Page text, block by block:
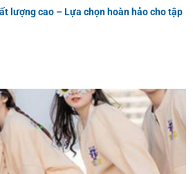
lượng cao – Lựa chọn hoàn hảo cho tập